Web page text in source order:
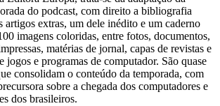
do podcast, com direito a bibliografia
artigos extras, um dele inédito e um caderno
imagens coloridas, entre fotos, documentos,
matérias de jornal, capas de revistas e
jogos e programas de computador. São quase
consolidam o conteúdo da temporada, com
sobre a chegada dos computadores e
dos brasileiros.